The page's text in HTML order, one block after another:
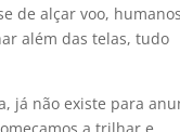
de alçar voo,
além das telas, tudo
já não existe para